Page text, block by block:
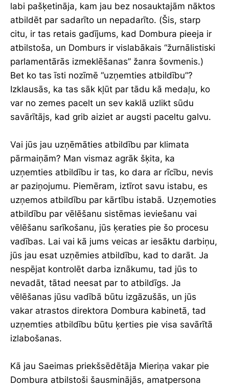
labi pašķetināja, kam jau bez nosauktajām nāktos
atbildēt par sadarīto un nepadarīto. (Šis, starp
citu, ir tas retais gadījums, kad Dombura pieeja ir
atbilstoša, un Domburs ir vislabākais “žurnālistiski
parlamentārās izmeklēšanas” žanra šovmenis.)
Bet ko tas īsti nozīmē “uzņemties atbildību”?
Izklausās, ka tas sāk kļūt par tādu kā medaļu, ko
var no zemes pacelt un sev kaklā uzlikt sūdu
savārītājs, kad grib aiziet ar augsti paceltu galvu.
Vai jūs jau uzņēmāties atbildību par klimata
pārmaiņām? Man vismaz agrāk šķita, ka
uzņemties atbildību ir tas, ko dara ar rīcību, nevis
ar paziņojumu. Piemēram, iztīrot savu istabu, es
uzņemos atbildību par kārtību istabā. Uzņemoties
atbildību par vēlēšanu sistēmas ieviešanu vai
vēlēšanu sarīkošanu, jūs ķeraties pie šo procesu
vadības. Lai vai kā jums veicas ar iesāktu darbiņu,
jūs jau esat uzņēmies atbildību, kad to darāt. Ja
nespējat kontrolēt darba iznākumu, tad jūs to
nevadāt, tātad neesat par to atbildīgs. Ja
vēlēšanas jūsu vadībā būtu izgāzušās, un jūs
vakar atrastos direktora Dombura kabinetā, tad
uzņemties atbildību būtu ķerties pie visa savārītā
izlabošanas.
Kā jau Saeimas priekšsēdētāja Mieriņa vakar pie
Dombura atbilstoši šausminājās, amatpersona